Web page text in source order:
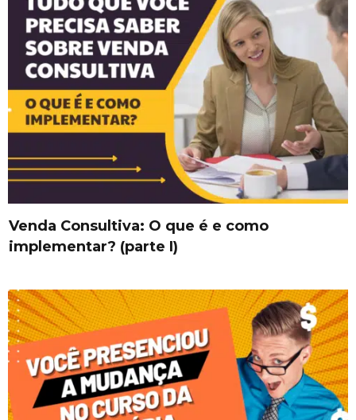
Venda Consultiva: O que é e como
implementar? (parte I)